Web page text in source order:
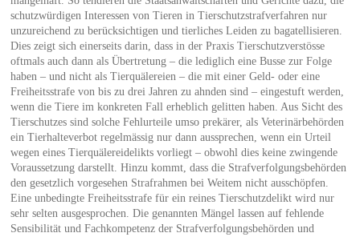
schutzwürdigen Interessen von Tieren in Tierschutzstrafverfahren nur
unzureichend zu berücksichtigen und tierliches Leiden zu bagatellisieren.
Dies zeigt sich einerseits darin, dass in der Praxis Tierschutzverstösse
oftmals auch dann als Übertretung – die lediglich eine Busse zur Folge
haben – und nicht als Tierquälereien – die mit einer Geld- oder eine
Freiheitsstrafe von bis zu drei Jahren zu ahnden sind – eingestuft werden,
wenn die Tiere im konkreten Fall erheblich gelitten haben. Aus Sicht des
Tierschutzes sind solche Fehlurteile umso prekärer, als Veterinärbehörden
ein Tierhalteverbot regelmässig nur dann aussprechen, wenn ein Urteil
wegen eines Tierquälereidelikts vorliegt – obwohl dies keine zwingende
Voraussetzung darstellt. Hinzu kommt, dass die Strafverfolgungsbehörden
den gesetzlich vorgesehen Strafrahmen bei Weitem nicht ausschöpfen.
Eine unbedingte Freiheitsstrafe für ein reines Tierschutzdelikt wird nur
sehr selten ausgesprochen. Die genannten Mängel lassen auf fehlende
Sensibilität und Fachkompetenz der Strafverfolgungsbehörden und